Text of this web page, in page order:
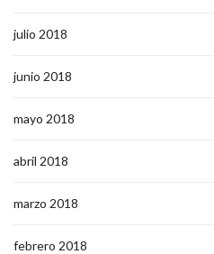
julio 2018
junio 2018
mayo 2018
abril 2018
marzo 2018
febrero 2018